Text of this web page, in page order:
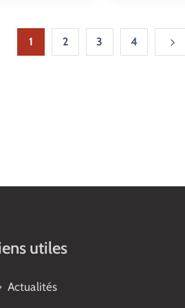
1 2 3 4
utiles
Actualités